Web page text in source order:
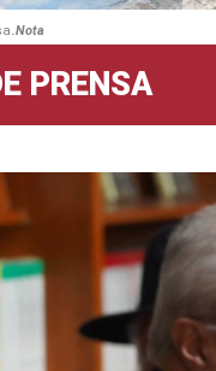
.Nota
PRENSA